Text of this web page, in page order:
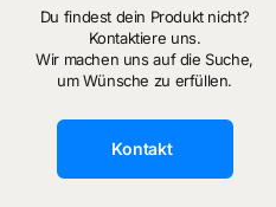
Du findest dein Produkt nicht?
Kontaktiere uns.
Wir machen uns auf die Suche,
um Wünsche zu erfüllen.
Kontakt